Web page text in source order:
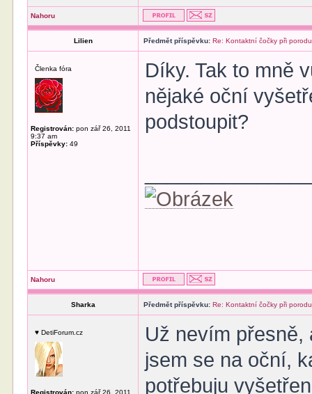
Nahoru
Lilien Předmět příspěvku: Re: Kontaktní čočky při porodu
Členka fóra
Registrován: pon zář 26, 2011
9:37 am
Příspěvky: 49
Díky. Tak to mně
nějaké oční
podstoupit?
Nahoru
Sharka Předmět příspěvku: Re: Kontaktní čočky při porodu
♥ DetiForum.cz
Registrován: pon zář 26, 2011
Už nevím přesně,
jsem se na oční,
potřebuju